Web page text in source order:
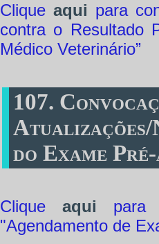
Cliqueaqui para
contra o Resultado
Médico Veterinário”
107.
Atualizações/
do Exame
Clique aqui para
"Agendamento de